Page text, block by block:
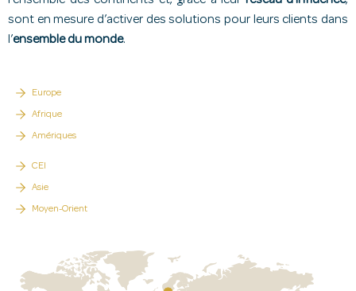
sont en mesure d’activer des solutions pour leurs clients dans
l’ensemble du monde.
Europe
Afrique
Amériques
CEI
Asie
Moyen-Orient